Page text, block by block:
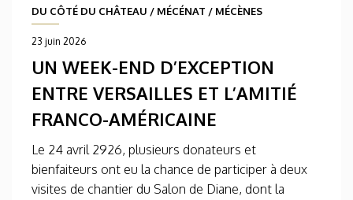
DU CÔTÉ DU CHÂTEAU / MÉCÉNAT / MÉCÈNES
23 juin 2026
UN WEEK-END D’EXCEPTION
ENTRE VERSAILLES ET L’AMITIÉ
FRANCO-AMÉRICAINE
Le 24 avril 2926, plusieurs donateurs et
bienfaiteurs ont eu la chance de participer à deux
visites de chantier du Salon de Diane, dont la